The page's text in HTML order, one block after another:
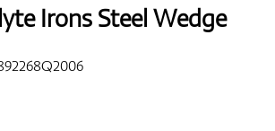
Irons Steel Wedge